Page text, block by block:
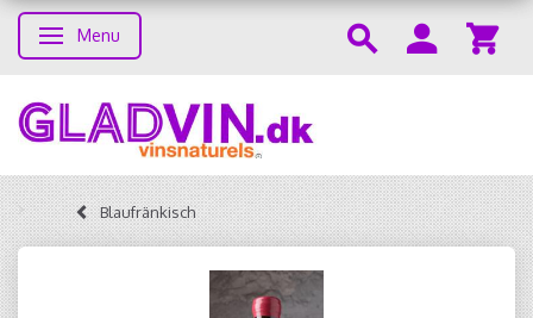
Toggle navigation
Menu
Blaufränkisch